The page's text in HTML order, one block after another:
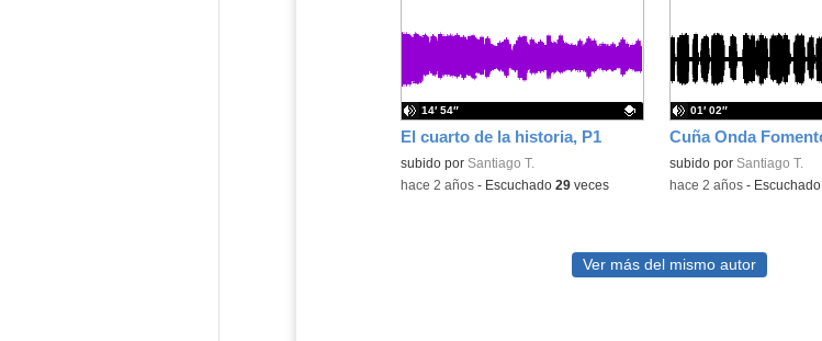
El cuarto de la historia, P1
Contenido educativo.
subido por Santiago T.
14′ 54″
-hace 2 años- Escuchado 29veces
subido por Santiago T.
01′ 02″
-hace 2 años- Escuchado
Ver más del mismo autor